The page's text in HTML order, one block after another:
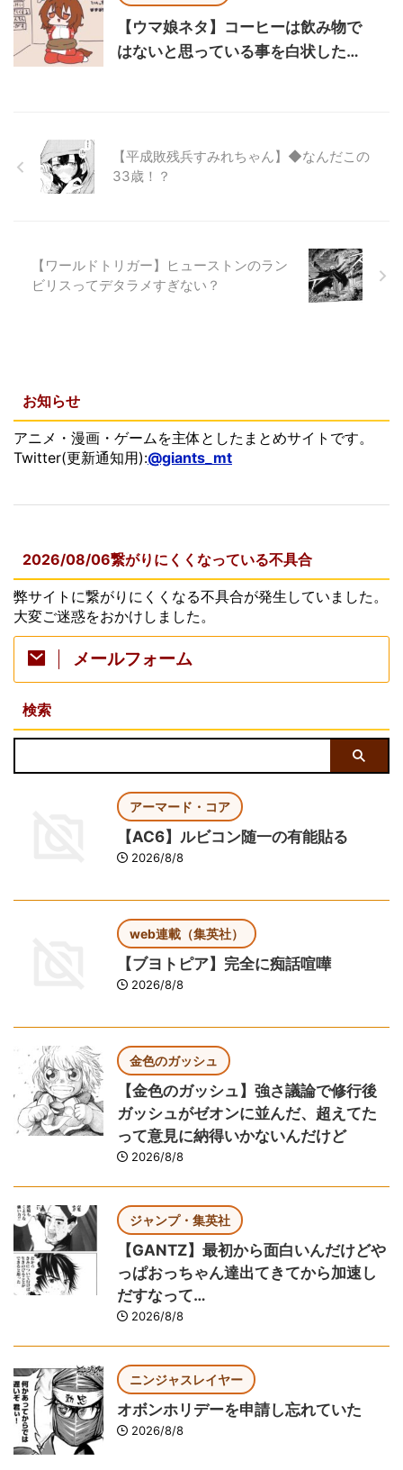
【ウマ娘ネタ】コーヒーは飲み物で
はないと思っている事を白状した…
【平成敗残兵すみれちゃん】◆なんだこの
33歳！？
【ワールドトリガー】ヒューストンのラン
ビリスってデタラメすぎない？
お知らせ
アニメ・漫画・ゲームを主体としたまとめサイトです。
Twitter(更新通知用):@giants_mt
2026/08/06繋がりにくくなっている不具合
弊サイトに繋がりにくくなる不具合が発生していました。
大変ご迷惑をおかけしました。
メールフォーム
検索
アーマード・コア
【AC6】ルビコン随一の有能貼る
2026/8/8
web連載（集英社）
【ブヨトピア】完全に痴話喧嘩
2026/8/8
金色のガッシュ
【金色のガッシュ】強さ議論で修行後
ガッシュがゼオンに並んだ、超えてた
って意見に納得いかないんだけど
2026/8/8
ジャンプ・集英社
【GANTZ】最初から面白いんだけどや
っぱおっちゃん達出てきてから加速し
だすなって…
2026/8/8
ニンジャスレイヤー
オボンホリデーを申請し忘れていた
2026/8/8